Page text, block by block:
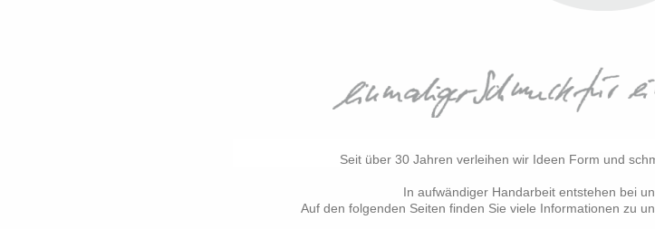
Seit über 30 Jahren verleihen wir Ideen Form und
In aufwändiger Handarbeit entstehen bei
Auf den folgenden Seiten finden Sie viele Informationen zu